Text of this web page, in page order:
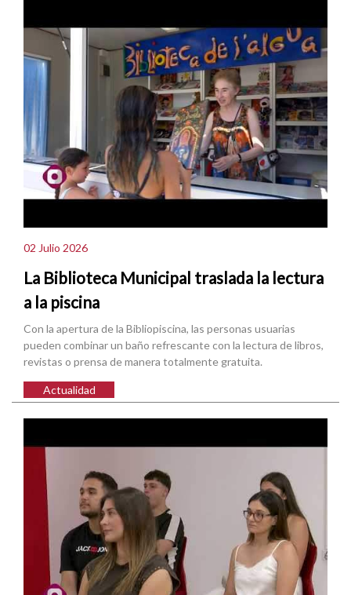
02 Julio 2026
La Biblioteca Municipal traslada la lectura
a la piscina
Con la apertura de la Bibliopiscina, las personas usuarias
pueden combinar un baño refrescante con la lectura de libros,
revistas o prensa de manera totalmente gratuita.
Actualidad